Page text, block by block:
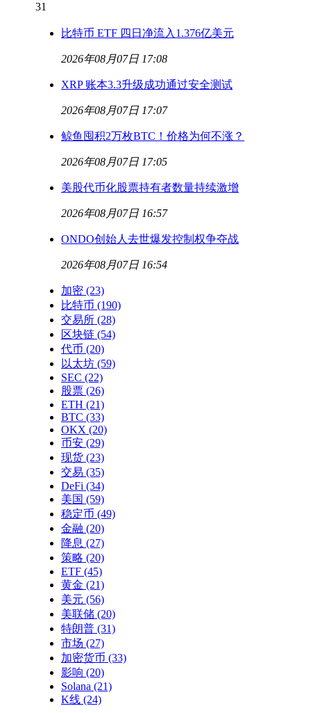
31
比特币 ETF 四日净流入1.376亿美元
2026年08月07日 17:08
XRP 账本3.3升级成功通过安全测试
2026年08月07日 17:07
鲸鱼囤积2万枚BTC！价格为何不涨？
2026年08月07日 17:05
美股代币化股票持有者数量持续激增
2026年08月07日 16:57
ONDO创始人去世爆发控制权争夺战
2026年08月07日 16:54
加密 (23)
比特币 (190)
交易所 (28)
区块链 (54)
代币 (20)
以太坊 (59)
SEC (22)
股票 (26)
ETH (21)
BTC (33)
OKX (20)
币安 (29)
现货 (23)
交易 (35)
DeFi (34)
美国 (59)
稳定币 (49)
金融 (20)
降息 (27)
策略 (20)
ETF (45)
黄金 (21)
美元 (56)
美联储 (20)
特朗普 (31)
市场 (27)
加密货币 (33)
影响 (20)
Solana (21)
K线 (24)